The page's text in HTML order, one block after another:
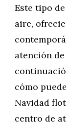
Este tipo
aire,
atención
cómo
Navidad
centro de